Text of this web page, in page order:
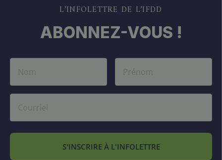
L’INFOLETTRE DE L’IFDD
ABONNEZ-VOUS !
S'INSCRIRE À L'INFOLETTRE